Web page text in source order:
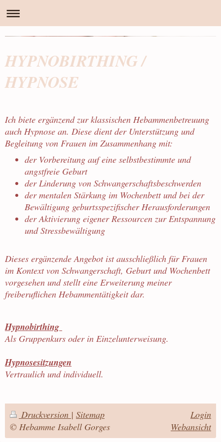
Isabell Gorges
HYPNOBIRTHING /
HYPNOSE
Ich biete ergänzend zur klassischen Hebammenbetreuung
auch Hypnose an. Diese dient der Unterstützung und
Begleitung von Frauen im Zusammenhang mit:
der Vorbereitung auf eine selbstbestimmte und
angstfreie Geburt
der Linderung von Schwangerschaftsbeschwerden
der mentalen Stärkung im Wochenbett und bei der
Bewältigung geburtsspezifischer Herausforderungen
der Aktivierung eigener Ressourcen zur Entspannung
und Stressbewältigung
Dieses ergänzende Angebot ist ausschließlich für Frauen
im Kontext von Schwangerschaft, Geburt und Wochenbett
vorgesehen und stellt eine Erweiterung meiner
freiberuflichen Hebammentätigkeit dar.
Hypnobirthing
Als Gruppenkurs oder in Einzelunterweisung.
Hypnosesitzungen
Vertraulich und individuell.
Druckversion | Sitemap
© Hebamme Isabell Gorges
Login
Webansicht